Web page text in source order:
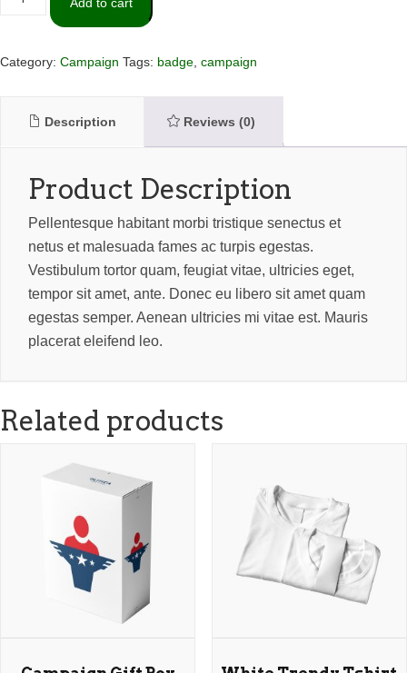
Category: Campaign Tags: badge campaign
Description Reviews (0)
Product Description
Pellentesque habitant morbi tristique senectus et
netus et malesuada fames ac turpis egestas.
Vestibulum tortor quam, feugiat vitae, ultricies eget,
tempor sit amet, ante. Donec eu libero sit amet quam
egestas semper. Aenean ultricies mi vitae est. Mauris
placerat eleifend leo.
Related product